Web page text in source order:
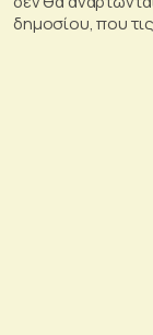
δημοσίου, που